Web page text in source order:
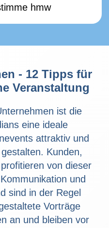
- 12 Tipps für
Veranstaltung
ist die
eine ideale
attraktiv und
Kunden,
von dieser
und
sind in der Regel
Vorträge
an und bleiben vor